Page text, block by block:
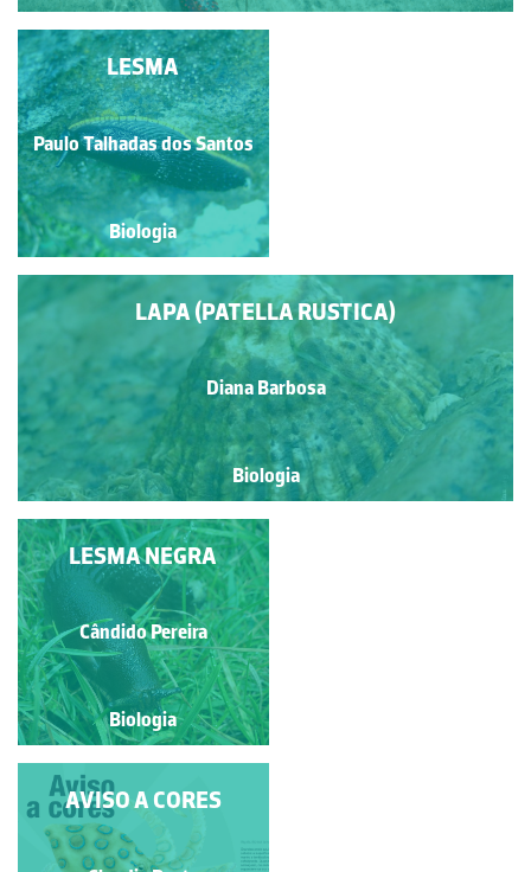
LAGOSTIM-
VERMELHO-DO-
LOUISIANA
Rubim Manuel Almeida da
Silva
Biologia
LESMA
Paulo Talhadas dos Santos
Biologia
LAPA (PATELLA RUSTICA)
Diana Barbosa
Biologia
LESMA
Natacha Martinho
Biologia
LESMA NEGRA
Cândido Pereira
Biologia
LESMA
AVISO A CORES